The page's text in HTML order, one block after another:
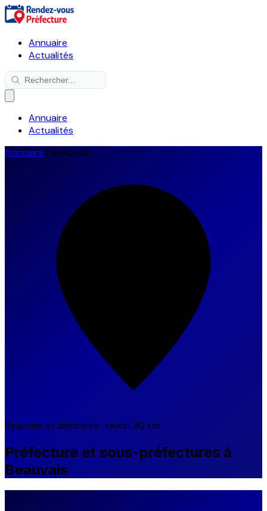
Annuaire
Actualités
Annuaire
Actualités
Annuaire / Beauvais
Beauvais et alentours · rayon 30 km
Préfecture et sous-préfectures à
Beauvais